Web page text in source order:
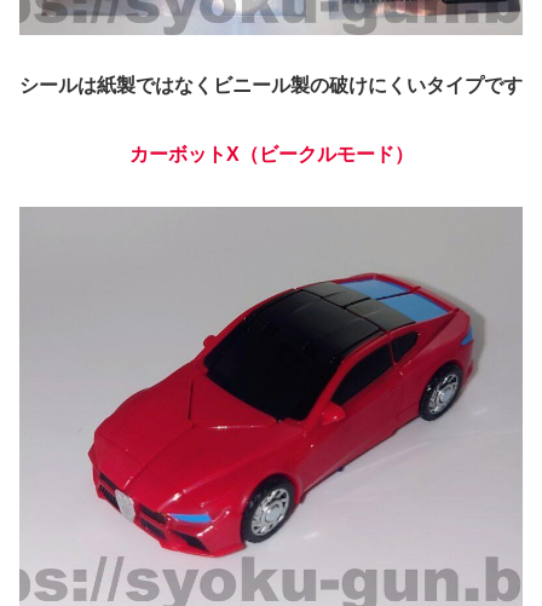
シールは紙製ではなくビニール製の破けにくいタイプです
カーボットX （ ビークルモード）